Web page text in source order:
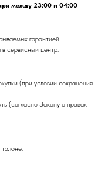
между 23:00 и 04:00
гарантией.
сервисный центр.
(при условии сохранения
(согласно Закону о правах